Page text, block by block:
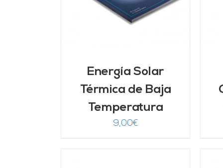
Energía Solar
Térmica de Baja
Temperatura
9,00€